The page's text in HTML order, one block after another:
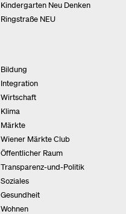
Kindergarten Neu Denken
Ringstraße NEU
Bildung
Integration
Wirtschaft
Klima
Märkte
Wiener Märkte Club
Öffentlicher Raum
Transparenz-und-Politik
Soziales
Gesundheit
Wohnen